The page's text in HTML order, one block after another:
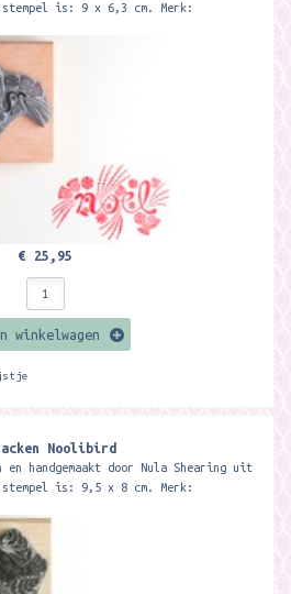
stempel is: 9 x 6,3 cm. Merk:
€ 25,95
winkelwagen
Noolibird
en handgemaakt door Nula Shearing uit
stempel is: 9,5 x 8 cm. Merk: